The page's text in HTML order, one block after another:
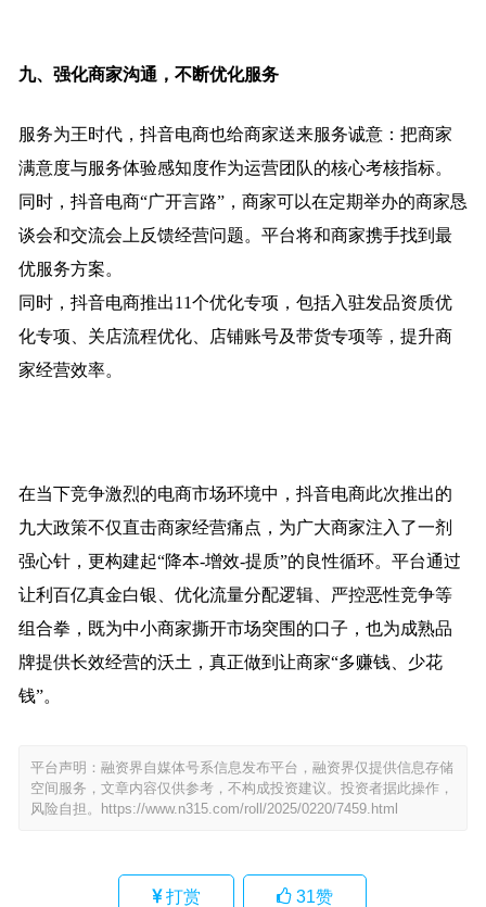
九、强化商家沟通，不断优化服务
服务为王时代，抖音电商也给商家送来服务诚意：把商家
满意度与服务体验感知度作为运营团队的核心考核指标。
同时，抖音电商“广开言路”，商家可以在定期举办的商家恳
谈会和交流会上反馈经营问题。平台将和商家携手找到最
优服务方案。
同时，抖音电商推出11个优化专项，包括入驻发品资质优
化专项、关店流程优化、店铺账号及带货专项等，提升商
家经营效率。
在当下竞争激烈的电商市场环境中，抖音电商此次推出的
九大政策不仅直击商家经营痛点，为广大商家注入了一剂
强心针，更构建起“降本-增效-提质”的良性循环。平台通过
让利百亿真金白银、优化流量分配逻辑、严控恶性竞争等
组合拳，既为中小商家撕开市场突围的口子，也为成熟品
牌提供长效经营的沃土，真正做到让商家“多赚钱、少花
钱”。
平台声明：融资界自媒体号系信息发布平台，融资界仅提供信息存储
空间服务，文章内容仅供参考，不构成投资建议。投资者据此操作，
风险自担。
https://www.n315.com/roll/2025/0220/7459.html
打赏 31赞